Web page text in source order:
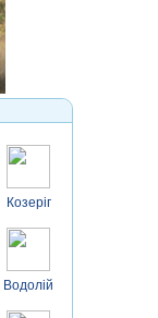
Козеріг
Водолій